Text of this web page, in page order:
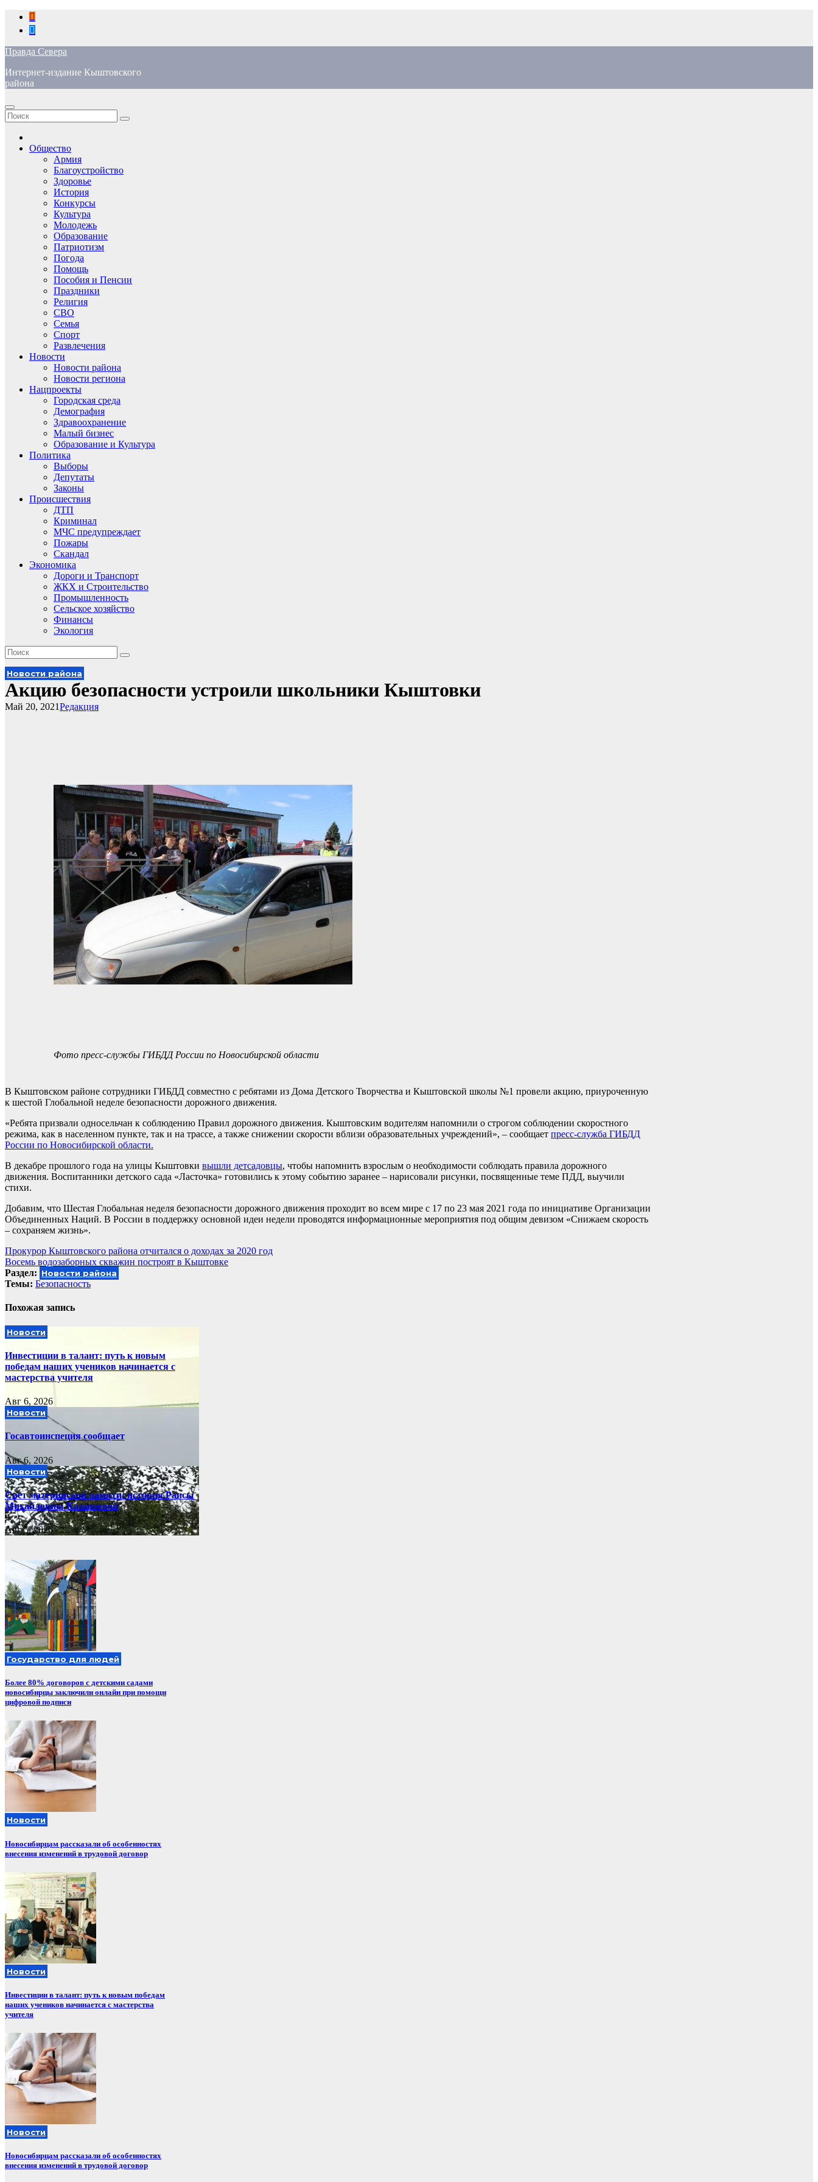
Перейти
содержимому
Правда Севера
Интернет-издание Кыштовского
района
Общество
Армия
Благоустройство
Здоровье
История
Конкурсы
Культура
Молодежь
Образование
Патриотизм
Погода
Помощь
Пособия и Пенсии
Праздники
Религия
СВО
Семья
Спорт
Развлечения
Новости
Новости района
Новости региона
Нацпроекты
Городская среда
Демография
Здравоохранение
Малый бизнес
Образование и Культура
Политика
Выборы
Депутаты
Законы
Происшествия
ДТП
Криминал
МЧС предупреждает
Пожары
Скандал
Экономика
Дороги и Транспорт
ЖКХ и Строительство
Промышленность
Сельское хозяйство
Финансы
Экология
Новости района
Акцию безопасности устроили школьники Кыштовки
Редакция
Май 20, 2021
Фото пресс-службы ГИБДД России по Новосибирской области
В Кыштовском районе сотрудники ГИБДД совместно с ребятами из Дома Детского Творчества и Кыштовской школы №1 провели акцию, приуроченную
к шестой Глобальной неделе безопасности дорожного движения.
«Ребята призвали односельчан к соблюдению Правил дорожного движения. Кыштовским водителям напомнили о строгом соблюдении скоростного
режима, как в населенном пункте, так и на трассе, а также снижении скорости вблизи образовательных учреждений», – сообщает пресс-служба ГИБДД
России по Новосибирской области.
В декабре прошлого года на улицы Кыштовки вышли детсадовцы, чтобы напомнить взрослым о необходимости соблюдать правила дорожного
движения. Воспитанники детского сада «Ласточка» готовились к этому событию заранее – нарисовали рисунки, посвященные теме ПДД, выучили
стихи.
Добавим, что Шестая Глобальная неделя безопасности дорожного движения проходит во всем мире с 17 по 23 мая 2021 года по инициативе Организации
Объединенных Наций. В России в поддержку основной идеи недели проводятся информационные мероприятия под общим девизом «Снижаем скорость
– сохраняем жизнь».
Навигация
по
записям
Прокурор Кыштовского района отчитался о доходах за 2020 год
Восемь водозаборных скважин построят в Кыштовке
Раздел: Новости района
Темы: Безопасность
Похожая запись
Новости
Инвестиции в талант: путь к новым
победам наших учеников начинается с
мастерства учителя
Авг 6, 2026
Новости
Госавтоинспеция сообщает
Авг 6, 2026
Новости
Свет материнской памяти: история Раисы
Михайловны Казанцевой
Авг 5, 2026
Государство для людей
Более 80% договоров с детскими садами
новосибирцы заключили онлайн при помощи
цифровой подписи
Новости
Новосибирцам рассказали об особенностях
внесения изменений в трудовой договор
Новости
Инвестиции в талант: путь к новым победам
наших учеников начинается с мастерства
учителя
Новости
Новосибирцам рассказали об особенностях
внесения изменений в трудовой договор